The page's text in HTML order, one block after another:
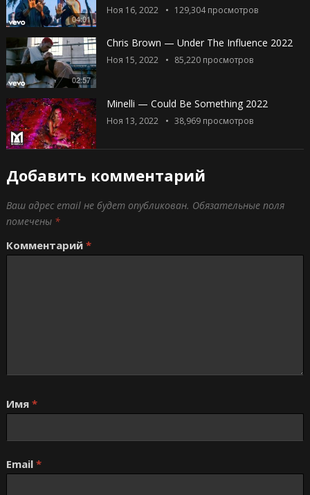
04:01
Ноя 16, 2022 129,304просмотров
02:57
Chris Brown — Under The Influence 2022
Ноя 15, 2022 85,220просмотров
Minelli — Could Be Something 2022
Ноя 13, 2022 38,969просмотров
Добавить комментарий
Ваш адрес email не будет опубликован. Обязательные поля
помечены *
Комментарий *
Имя *
Email *